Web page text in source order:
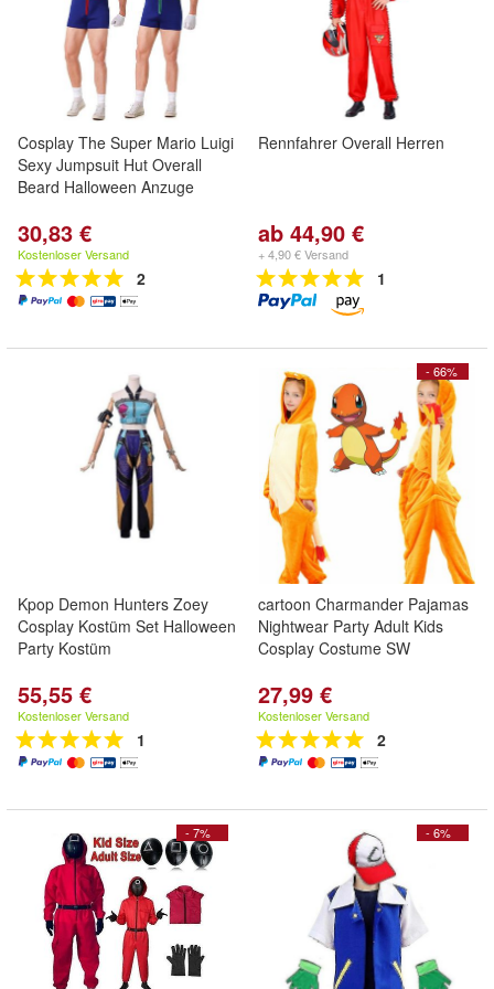
Cosplay The Super Mario Luigi
Sexy Jumpsuit Hut Overall
Beard Halloween Anzuge
30,83 €
Kostenloser Versand
2
Rennfahrer Overall Herren
ab 44,90 €
+ 4,90 € Versand
1
Kpop Demon Hunters Zoey
Cosplay Kostüm Set Halloween
Party Kostüm
55,55 €
Kostenloser Versand
1
- 66%
cartoon Charmander Pajamas
Nightwear Party Adult Kids
Cosplay Costume SW
27,99 €
Kostenloser Versand
2
- 7% - 6%